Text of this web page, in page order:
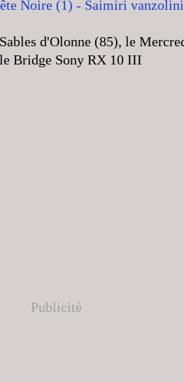
d'Olonne (85), le
Bridge Sony RX 10 III
Publicité